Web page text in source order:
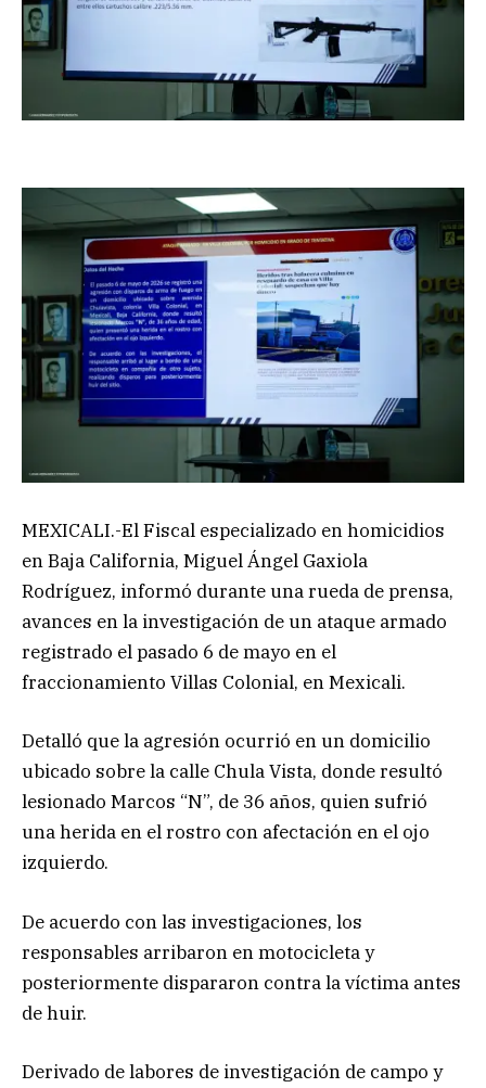
MEXICALI.-El Fiscal especializado en homicidios
en Baja California, Miguel Ángel Gaxiola
Rodríguez, informó durante una rueda de prensa,
avances en la investigación de un ataque armado
registrado el pasado 6 de mayo en el
fraccionamiento Villas Colonial, en Mexicali.
Detalló que la agresión ocurrió en un domicilio
ubicado sobre la calle Chula Vista, donde resultó
lesionado Marcos “N”, de 36 años, quien sufrió
una herida en el rostro con afectación en el ojo
izquierdo.
De acuerdo con las investigaciones, los
responsables arribaron en motocicleta y
posteriormente dispararon contra la víctima antes
de huir.
Derivado de labores de investigación de campo y